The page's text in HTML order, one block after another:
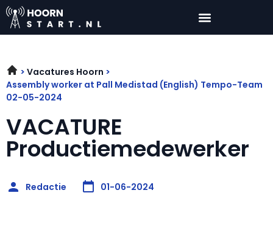
Vacatures Hoorn
Assembly worker at Pall Medistad (English) Tempo-Team
02-05-2024
VACATURE
Productiemedewerker
Redactie 01-06-2024